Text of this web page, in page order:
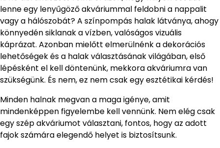
lenne egy lenyűgöző akváriummal feldobni a nappalit
vagy a hálószobát? A színpompás halak látványa, ahogy
könnyedén siklanak a vízben, valóságos vizuális
káprázat. Azonban mielőtt elmerülnénk a dekorációs
lehetőségek és a halak választásának világában, első
lépésként el kell döntenünk, mekkora akváriumra van
szükségünk. És nem, ez nem csak egy esztétikai kérdés!
Minden halnak megvan a maga igénye, amit
mindenképpen figyelembe kell vennünk. Nem elég csak
egy szép akváriumot választani, fontos, hogy az adott
fajok számára elegendő helyet is biztosítsunk.